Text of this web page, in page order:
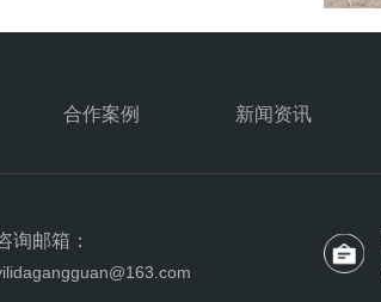
合作案例 新闻资讯
询邮箱：